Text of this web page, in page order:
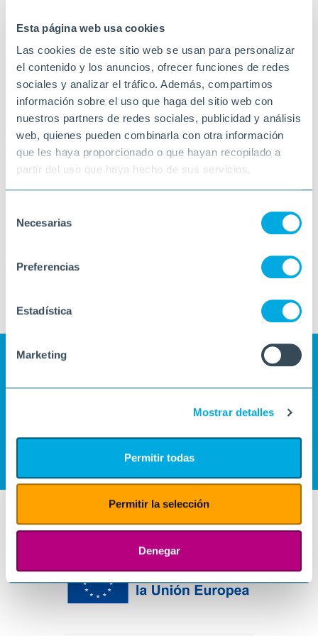
Esta página web usa cookies
Las cookies de este sitio web se usan para personalizar
el contenido y los anuncios, ofrecer funciones de redes
sociales y analizar el tráfico. Además, compartimos
información sobre el uso que haga del sitio web con
nuestros partners de redes sociales, publicidad y análisis
web, quienes pueden combinarla con otra información
que les haya proporcionado o que hayan recopilado a
partir del uso que haya hecho de sus servicios.
Necesarias
Preferencias
Estadística
Marketing
Mostrar detalles
Permitir todas
Permitir la selección
Denegar